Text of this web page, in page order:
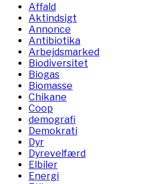
Affald
Aktindsigt
Annonce
Antibiotika
Arbejdsmarked
Biodiversitet
Biogas
Biomasse
Chikane
Coop
demografi
Demokrati
Dyr
Dyrevelfærd
Elbiler
Energi